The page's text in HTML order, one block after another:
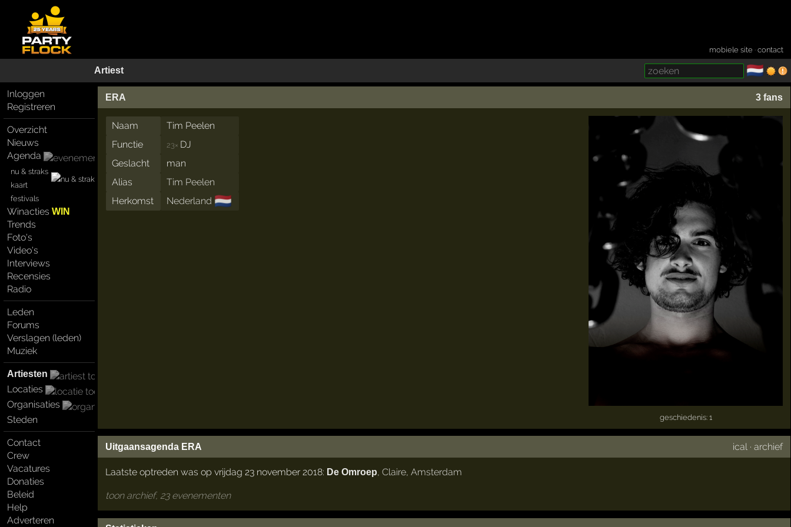
mobiele site ·contact
Artiest 🇳🇱
Inloggen
Registreren
Overzicht
Nieuws
Agenda
nu & straks
kaart
festivals
WinactiesWIN
Trends
Foto's
Video's
Interviews
Recensies
Radio
Leden
Forums
Verslagen (leden)
Muziek
Artiesten
Locaties
Organisaties
Steden
Contact
Crew
Vacatures
Donaties
Beleid
Help
Adverteren
ERA 3 fans
geschiedenis: 1
Naam
Tim Peelen
Functie
23× DJ
Geslacht
man
Alias
Tim Peelen
Herkomst
Nederland 🇳🇱
Uitgaansagenda ERA ical ·archief
Laatste optreden was op vrijdag 23 november 2018: De Omroep, Claire, Amsterdam
toon archief, 23 evenementen